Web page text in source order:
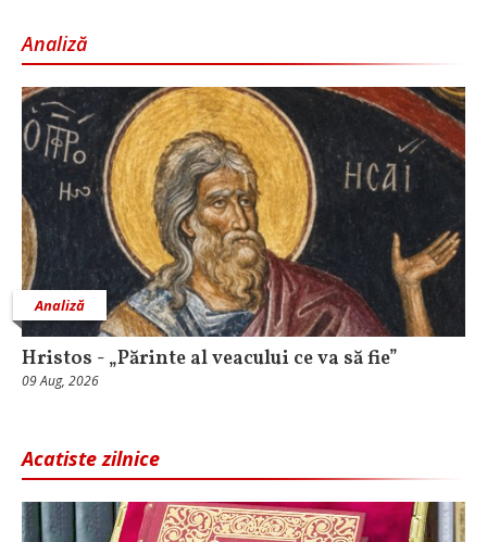
Analiză
Analiză
Hristos - „Părinte al veacului ce va să fie”
09 Aug, 2026
Acatiste zilnice